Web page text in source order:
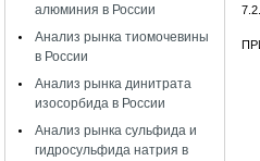
алюминия в России
Анализ рынка тиомочевины
в России
Анализ рынка динитрата
изосорбида в России
Анализ рынка сульфида и
гидросульфида натрия в